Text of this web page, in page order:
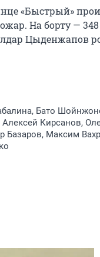
«Быстрый»
На борту —
Цыденжапов
Бато
Кирсанов,
Базаров, Максим